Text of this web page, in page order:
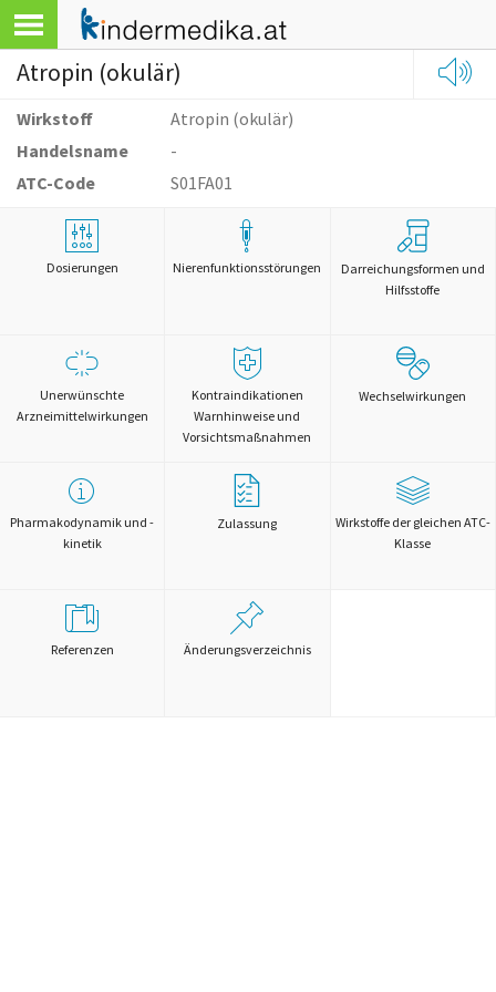
Atropin (okulär)
Wirkstoff
Atropin (okulär)
Handelsname
-
ATC-Code
S01FA01
Dosierungen Nierenfunktionsstörungen
Darreichungsformen und
Hilfsstoffe
Unerwünschte
Arzneimittelwirkungen
Kontraindikationen
Warnhinweise und
Vorsichtsmaßnahmen
Wechselwirkungen
Pharmakodynamik und -
kinetik
Zulassung
Wirkstoffe der gleichen ATC-
Klasse
Referenzen Änderungsverzeichnis